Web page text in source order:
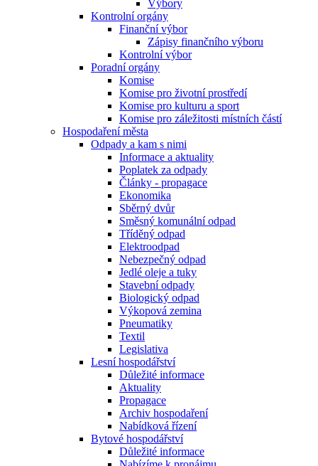
Výbory
Kontrolní orgány
Finanční výbor
Zápisy finančního výboru
Kontrolní výbor
Poradní orgány
Komise
Komise pro životní prostředí
Komise pro kulturu a sport
Komise pro záležitosti místních částí
Hospodaření města
Odpady a kam s nimi
Informace a aktuality
Poplatek za odpady
Články - propagace
Ekonomika
Sběrný dvůr
Směsný komunální odpad
Tříděný odpad
Elektroodpad
Nebezpečný odpad
Jedlé oleje a tuky
Stavební odpady
Biologický odpad
Výkopová zemina
Pneumatiky
Textil
Legislativa
Lesní hospodářství
Důležité informace
Aktuality
Propagace
Archiv hospodaření
Nabídková řízení
Bytové hospodářství
Důležité informace